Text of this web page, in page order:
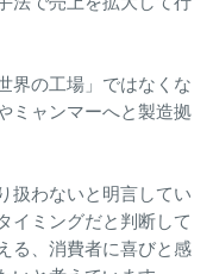
界の工場」ではなくな
ミャンマーへと製造拠
扱わないと明言してい
イミングだと判断して
る、消費者に喜びと感